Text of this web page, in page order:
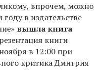
впрочем, можно
в издательстве
вышла книга
книги
ноября в 12:00 при
критика Дмитрия